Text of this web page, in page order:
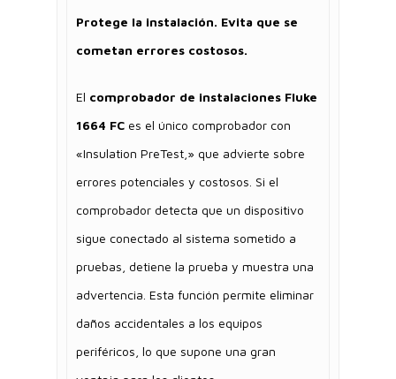
Protege la instalación. Evita que se
cometan errores costosos.
El comprobador de instalaciones Fluke
1664 FC es el único comprobador con
«Insulation PreTest,» que advierte sobre
errores potenciales y costosos. Si el
comprobador detecta que un dispositivo
sigue conectado al sistema sometido a
pruebas, detiene la prueba y muestra una
advertencia. Esta función permite eliminar
daños accidentales a los equipos
periféricos, lo que supone una gran